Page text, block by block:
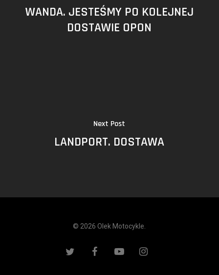
WANDA. JESTEŚMY PO KOLEJNEJ
DOSTAWIE OPON
Next Post
LANDPORT. DOSTAWA
© 2026 Olek Motocykle.
twitter facebookyoutube instagram